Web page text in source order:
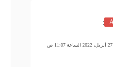
:
27 أبريل، 2022 الساعة 11:07 ص